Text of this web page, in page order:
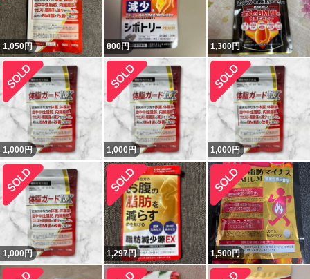
1,050円 800円 1,300円
1,000 円 1,000 円 1,000 円
1,000 円 1,297円 1,500円